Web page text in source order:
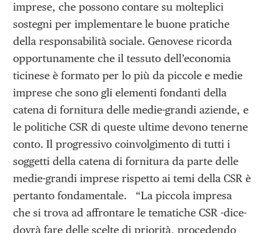
imprese, che possono contare su molteplici
sostegni per implementare le buone pratiche
della responsabilità sociale. Genovese ricorda
opportunamente che il tessuto dell’economia
ticinese è formato per lo più da piccole e medie
imprese che sono gli elementi fondanti della
catena di fornitura delle medie-grandi aziende, e
le politiche CSR di queste ultime devono tenerne
conto. Il progressivo coinvolgimento di tutti i
soggetti della catena di fornitura da parte delle
medie-grandi imprese rispetto ai temi della CSR è
pertanto fondamentale. “La piccola impresa
che si trova ad affrontare le tematiche CSR -dice-
dovrà fare delle scelte di priorità, procedendo